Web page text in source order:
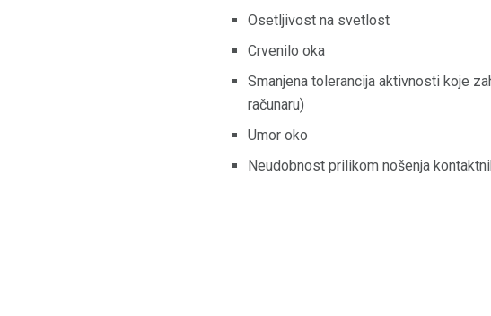
Osetljivost na svetlost
Crvenilo oka
Smanjena tolerancija aktivnosti koje
računaru)
Umor oko
Neudobnost prilikom nošenja